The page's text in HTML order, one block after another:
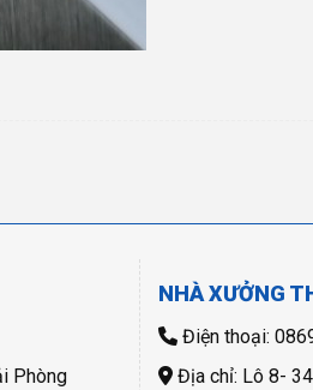
Phòng
NHÀ XƯỞNG
Điện thoại:
Địa chỉ: Lô 8-